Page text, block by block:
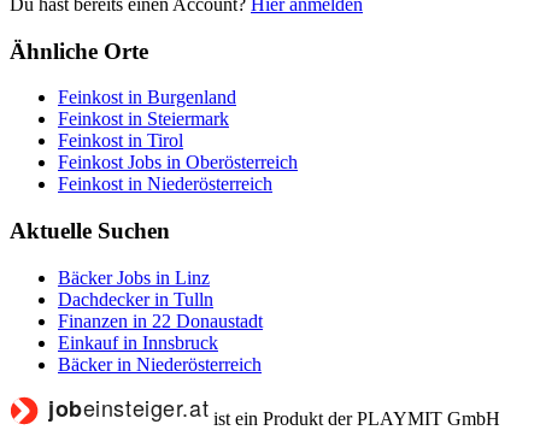
Du hast bereits einen Account? Hier anmelden
Ähnliche Orte
Feinkost in Burgenland
Feinkost in Steiermark
Feinkost in Tirol
Feinkost Jobs in Oberösterreich
Feinkost in Niederösterreich
Aktuelle Suchen
Bäcker Jobs in Linz
Dachdecker in Tulln
Finanzen in 22 Donaustadt
Einkauf in Innsbruck
Bäcker in Niederösterreich
ist ein Produkt der PLAYMIT GmbH